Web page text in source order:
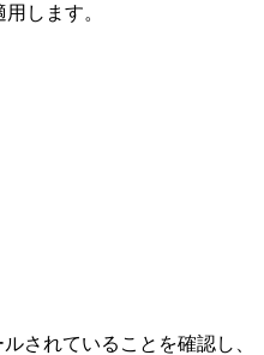
します。
されていることを確認し、